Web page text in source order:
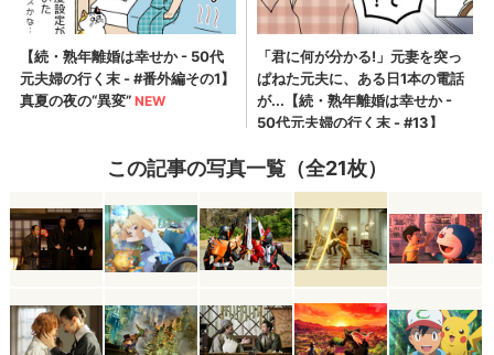
この記事の写真一覧（全21枚）